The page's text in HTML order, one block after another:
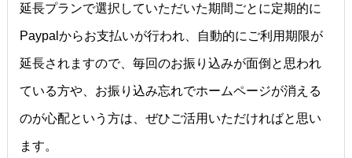
延長プランで選択していただいた期間ごとに定期的に
Paypalからお支払いが行われ、自動的にご利用期限が
延長されますので、毎回のお振り込みが面倒と思われ
ている方や、お振り込み忘れでホームページが消える
のが心配という方は、ぜひご活用いただければと思い
ます。